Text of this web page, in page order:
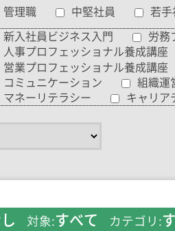
管理職 中堅社員 若手
新入社員ビジネス入門 労務
人事プロフェッショナル養成講座
営業プロフェッショナル養成講座
コミュニケーション
組織運
マネーリテラシー
キャリア
対象:すべて カテゴリ: